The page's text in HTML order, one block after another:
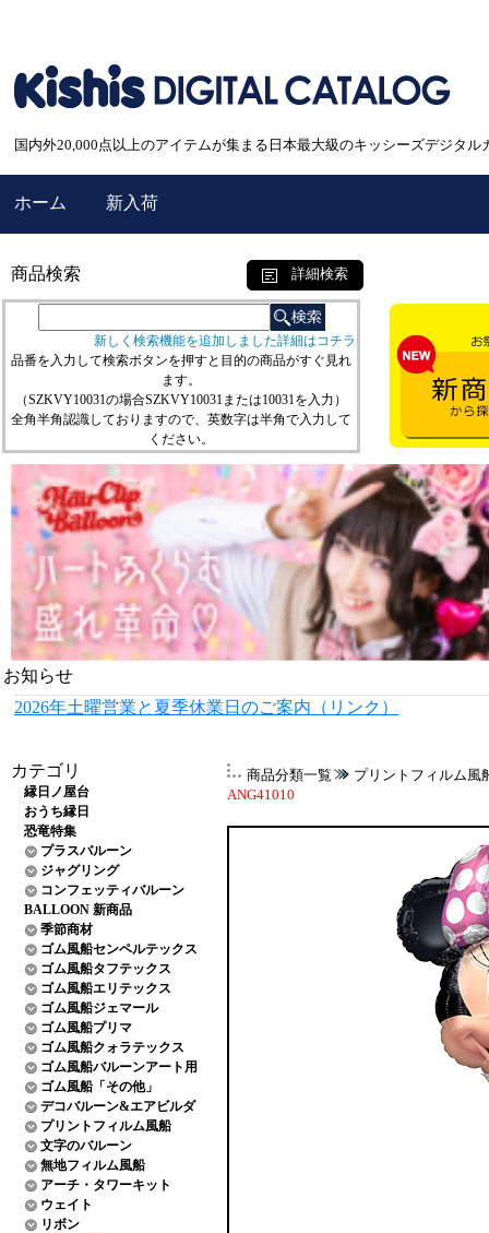
国内外20,000点以上のアイテムが集まる日本最大級のキッシーズデジタル
ホーム 新入荷
商品検索 詳細検索
新しく検索機能を追加しました詳細はコチラ
品番を入力して検索ボタンを押すと目的の商品がすぐ見れ
ます。
（SZKVY10031の場合SZKVY10031または10031を入力）
全角半角認識しておりますので、英数字は半角で入力して
ください。
お知らせ
2026年土曜営業と夏季休業日のご案内（リンク）
カテゴリ
縁日ノ屋台
おうち縁日
恐竜特集
プラスバルーン
ジャグリング
コンフェッティバルーン
BALLOON 新商品
季節商材
ゴム風船センペルテックス
ゴム風船タフテックス
ゴム風船エリテックス
ゴム風船ジェマール
ゴム風船プリマ
ゴム風船クォラテックス
ゴム風船バルーンアート用
ゴム風船「その他」
デコバルーン&エアビルダ
プリントフィルム風船
文字のバルーン
無地フィルム風船
アーチ・タワーキット
ウェイト
リボン
商品分類一覧
プリントフィルム風
ANG41010